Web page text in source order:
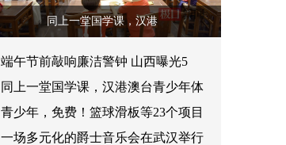
同上一堂国学课，汉港
端午节前敲响廉洁警钟 山西曝光5
同上一堂国学课，汉港澳台青少年体
青少年，免费！篮球滑板等23个项目
一场多元化的爵士音乐会在武汉举行